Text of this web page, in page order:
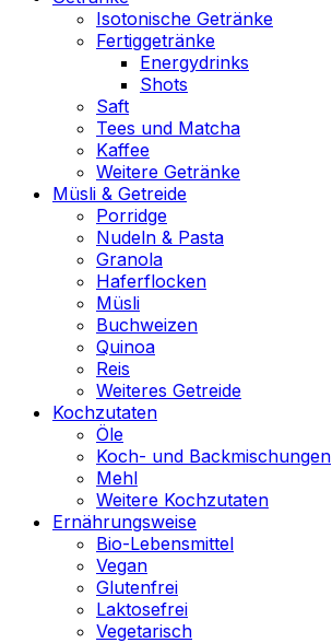
Isotonische Getränke
Fertiggetränke
Energydrinks
Shots
Saft
Tees und Matcha
Kaffee
Weitere Getränke
Müsli & Getreide
Porridge
Nudeln & Pasta
Granola
Haferflocken
Müsli
Buchweizen
Quinoa
Reis
Weiteres Getreide
Kochzutaten
Öle
Koch- und Backmischungen
Mehl
Weitere Kochzutaten
Ernährungsweise
Bio-Lebensmittel
Vegan
Glutenfrei
Laktosefrei
Vegetarisch